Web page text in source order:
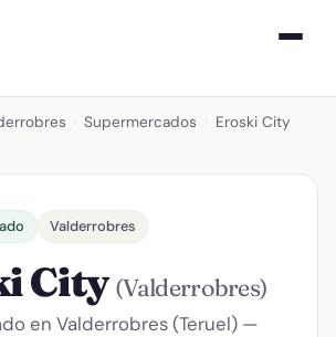
Supermercados Eroski City
Valderrobres
City(Valderrobres)
en Valderrobres (Teruel) —